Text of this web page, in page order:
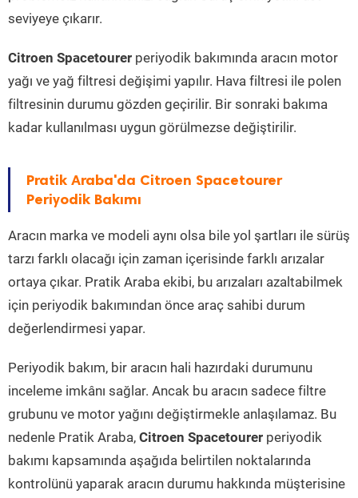
seviyeye çıkarır.
Citroen Spacetourer periyodik bakımında aracın motor
yağı ve yağ filtresi değişimi yapılır. Hava filtresi ile polen
filtresinin durumu gözden geçirilir. Bir sonraki bakıma
kadar kullanılması uygun görülmezse değiştirilir.
Pratik Araba'da Citroen Spacetourer
Periyodik Bakımı
Aracın marka ve modeli aynı olsa bile yol şartları ile sürüş
tarzı farklı olacağı için zaman içerisinde farklı arızalar
ortaya çıkar. Pratik Araba ekibi, bu arızaları azaltabilmek
için periyodik bakımından önce araç sahibi durum
değerlendirmesi yapar.
Periyodik bakım, bir aracın hali hazırdaki durumunu
inceleme imkânı sağlar. Ancak bu aracın sadece filtre
grubunu ve motor yağını değiştirmekle anlaşılamaz. Bu
nedenle Pratik Araba, Citroen Spacetourer periyodik
bakımı kapsamında aşağıda belirtilen noktalarında
kontrolünü yaparak aracın durumu hakkında müşterisine